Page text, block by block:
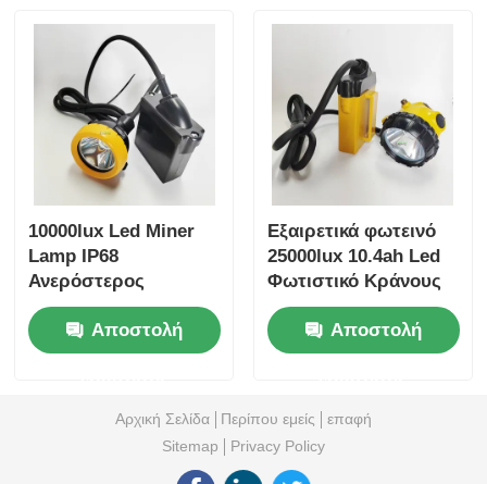
10000lux Led Miner
Lamp IP68
Ανερόστερος
Βιομηχανικός
Φωτισμός 7.8Ah
Αναφορτιζόμενη
Αποστολή
Εξαιρετικά φωτεινό
25000lux 10.4ah Led
Φωτιστικό Κράνους
Εργάτη 15 ώρες
Διάρκεια Λειτουργίας
348lum Φως Κράνους
Αποστολή
Αρχική Σελίδα Περίπου εμείς
επαφή
Sitemap
Privacy Policy